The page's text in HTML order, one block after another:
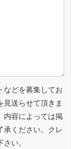
などを募集してお
見送らせて頂きま
内容によっては掲
承ください。クレ
さい。